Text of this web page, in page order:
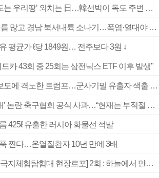
[속보] 여전히 ‘독도는 우리땅’ 외치는 日…韓선박이 독도 주변 해양조사 활동하자 반발
부산 울산 경남 구름 많고 경남 북서내륙 소나기…폭염·열대야 계속
평균가 ℓ당 1849원… 전주보다 3원 ↓
카 43회 중 25회는 삼전닉스 ETF 이후 발생"
‘탄약 부족 사태’ 보도에 격노한 트럼프…군사기밀 유출자 색출 지시
[속보] ‘심판 성접대’ 논란 축구협회 공식 사과…“현재는 부적절 행위 없어”
425ℓ 유출한 러시아 화물선 적발
찐다…온열질환자 10년 만에 3배
[2026 부산청소년극지체험탐험대 현장르포] 2회 : 하늘에서 만난 얼음의 나라